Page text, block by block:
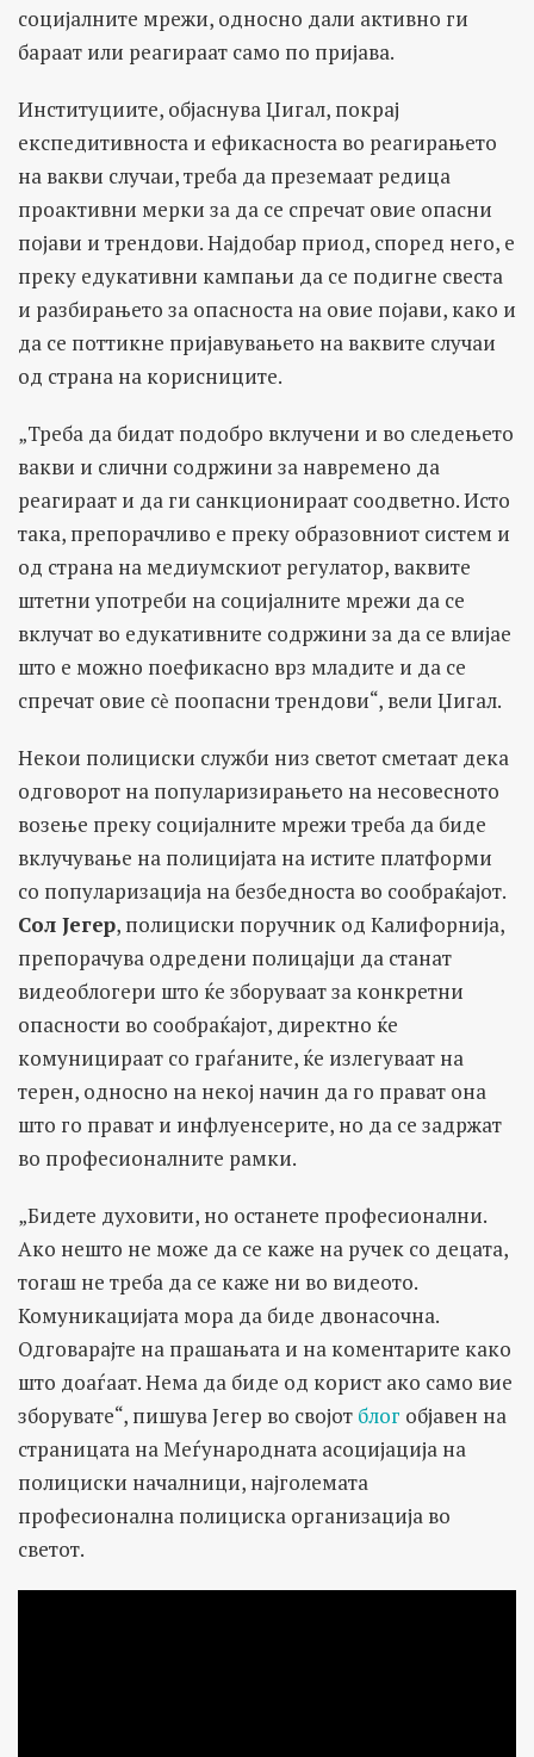
социјалните мрежи, односно дали активно ги
бараат или реагираат само по пријава.
Институциите, објаснува Џигал, покрај
експедитивноста и ефикасноста во реагирањето
на вакви случаи, треба да преземаат редица
проактивни мерки за да се спречат овие опасни
појави и трендови. Најдобар приод, според него, е
преку едукативни кампањи да се подигне свеста
и разбирањето за опасноста на овие појави, како и
да се поттикне пријавувањето на ваквите случаи
од страна на корисниците.
„Треба да бидат подобро вклучени и во следењето
вакви и слични содржини за навремено да
реагираат и да ги санкционираат соодветно. Исто
така, препорачливо е преку образовниот систем и
од страна на медиумскиот регулатор, ваквите
штетни употреби на социјалните мрежи да се
вклучат во едукативните содржини за да се влијае
што е можно поефикасно врз младите и да се
спречат овие сѐ поопасни трендови“, вели Џигал.
Некои полициски служби низ светот сметаат дека
одговорот на популаризирањето на несовесното
возење преку социјалните мрежи треба да биде
вклучување на полицијата на истите платформи
со популаризација на безбедноста во сообраќајот.
Сол Јегер, полициски поручник од Калифорнија,
препорачува одредени полицајци да станат
видеоблогери што ќе зборуваат за конкретни
опасности во сообраќајот, директно ќе
комуницираат со граѓаните, ќе излегуваат на
терен, односно на некој начин да го прават она
што го прават и инфлуенсерите, но да се задржат
во професионалните рамки.
„Бидете духовити, но останете професионални.
Ако нешто не може да се каже на ручек со децата,
тогаш не треба да се каже ни во видеото.
Комуникацијата мора да биде двонасочна.
Одговарајте на прашањата и на коментарите како
што доаѓаат. Нема да биде од корист ако само вие
зборувате“, пишува Јегер во својот блог објавен на
страницата на Меѓународната асоцијација на
полициски началници, најголемата
професионална полициска организација во
светот.